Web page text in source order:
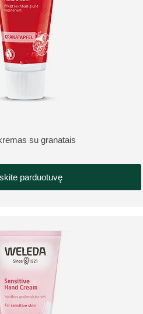
su granatais
žvaigždučių įvertino 0 klientų
parduotuvę